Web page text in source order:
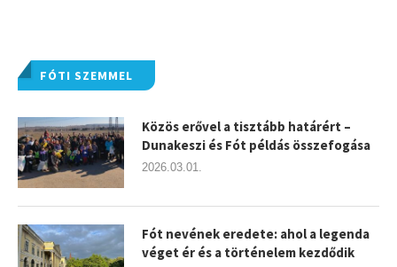
FÓTI SZEMMEL
Közös erővel a tisztább határért –
Dunakeszi és Fót példás összefogása
2026.03.01.
Fót nevének eredete: ahol a legenda
véget ér és a történelem kezdődik